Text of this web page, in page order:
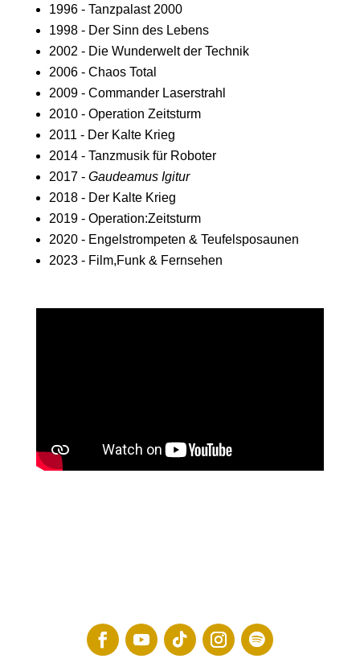
1996 - Tanzpalast 2000
1998 - Der Sinn des Lebens
2002 - Die Wunderwelt der Technik
2006 - Chaos Total
2009 - Commander Laserstrahl
2010 - Operation Zeitsturm
2011 - Der Kalte Krieg
2014 - Tanzmusik für Roboter
2017 - Gaudeamus Igitur
2018 - Der Kalte Krieg
2019 - Operation:Zeitsturm
2020 - Engelstrompeten & Teufelsposaunen
2023 - Film,Funk & Fernsehen